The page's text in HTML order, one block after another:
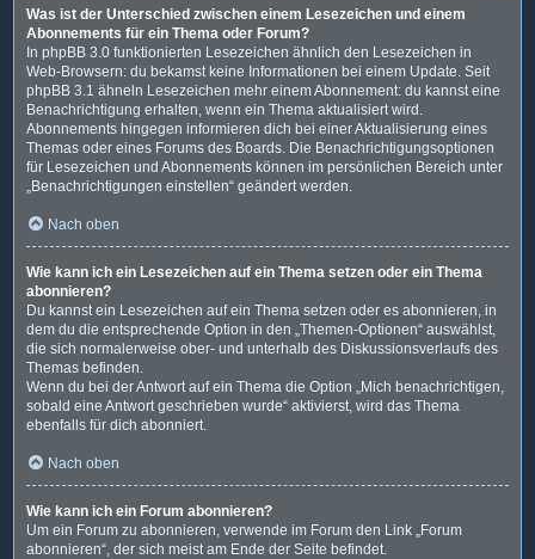
Was ist der Unterschied zwischen einem Lesezeichen und einem
Abonnements für ein Thema oder Forum?
In phpBB 3.0 funktionierten Lesezeichen ähnlich den Lesezeichen in
Web-Browsern: du bekamst keine Informationen bei einem Update. Seit
phpBB 3.1 ähneln Lesezeichen mehr einem Abonnement: du kannst eine
Benachrichtigung erhalten, wenn ein Thema aktualisiert wird.
Abonnements hingegen informieren dich bei einer Aktualisierung eines
Themas oder eines Forums des Boards. Die Benachrichtigungsoptionen
für Lesezeichen und Abonnements können im persönlichen Bereich unter
„Benachrichtigungen einstellen“ geändert werden.
Nach oben
Wie kann ich ein Lesezeichen auf ein Thema setzen oder ein Thema
abonnieren?
Du kannst ein Lesezeichen auf ein Thema setzen oder es abonnieren, in
dem du die entsprechende Option in den „Themen-Optionen“ auswählst,
die sich normalerweise ober- und unterhalb des Diskussionsverlaufs des
Themas befinden.
Wenn du bei der Antwort auf ein Thema die Option „Mich benachrichtigen,
sobald eine Antwort geschrieben wurde“ aktivierst, wird das Thema
ebenfalls für dich abonniert.
Nach oben
Wie kann ich ein Forum abonnieren?
Um ein Forum zu abonnieren, verwende im Forum den Link „Forum
abonnieren“, der sich meist am Ende der Seite befindet.